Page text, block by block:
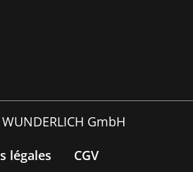
GmbH
légales
CGV